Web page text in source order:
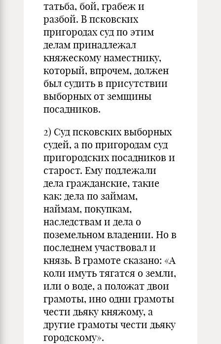
татьба, бой, грабеж и
разбой. В псковских
пригородах суд по этим
делам принадлежал
княжескому наместнику,
который, впрочем, должен
был судить в присутствии
выборных от земщины
посадников.
2) Суд псковских выборных
судей, а по пригородам суд
пригородских посадников и
старост. Ему подлежали
дела гражданские, такие
как: дела по займам,
наймам, покупкам,
наследствам и дела о
поземельном владении. Но в
последнем участвовал и
князь. В грамоте сказано: «А
коли имуть тягатся о земли,
или о воде, а положат двои
грамоты, ино одни грамоты
чести дьяку княжому, а
другие грамоты чести дьяку
городскому».